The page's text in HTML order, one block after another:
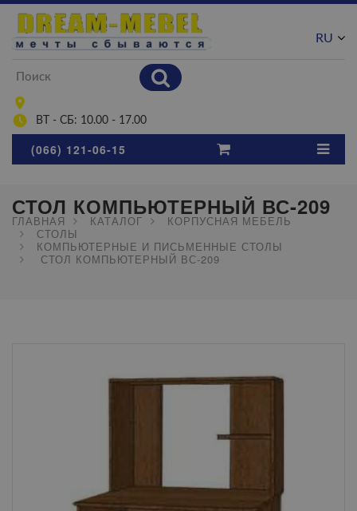
ВТ - СБ: 10.00 - 17.00
RU
(066) 121-06-15
СТОЛ КОМПЬЮТЕРНЫЙ ВС-209
ГЛАВНАЯ КАТАЛОГ
КОРПУСНАЯ МЕБЕЛЬ
СТОЛЫ
КОМПЬЮТЕРНЫЕ И ПИСЬМЕННЫЕ СТОЛЫ
СТОЛ КОМПЬЮТЕРНЫЙ ВС-209